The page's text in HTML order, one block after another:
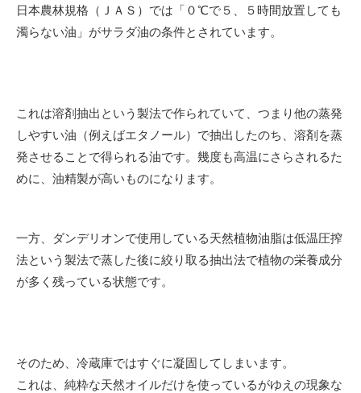
日本農林規格（ＪＡＳ）では「０℃で５、５時間放置しても
濁らない油」がサラダ油の条件とされています。
これは溶剤抽出という製法で作られていて、つまり他の蒸発
しやすい油（例えばエタノール）で抽出したのち、溶剤を蒸
発させることで得られる油です。幾度も高温にさらされるた
めに、油精製が高いものになります。
一方、ダンデリオンで使用している天然植物油脂は低温圧搾
法という製法で蒸した後に絞り取る抽出法で植物の栄養成分
が多く残っている状態です。
そのため、冷蔵庫ではすぐに凝固してしまいます。
これは、純粋な天然オイルだけを使っているがゆえの現象な